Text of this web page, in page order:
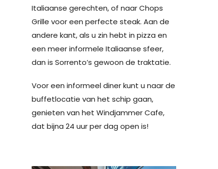
Italiaanse gerechten, of naar Chops
Grille voor een perfecte steak. Aan de
andere kant, als u zin hebt in pizza en
een meer informele Italiaanse sfeer,
dan is Sorrento’s gewoon de traktatie.
Voor een informeel diner kunt u naar de
buffetlocatie van het schip gaan,
genieten van het Windjammer Cafe,
dat bijna 24 uur per dag open is!